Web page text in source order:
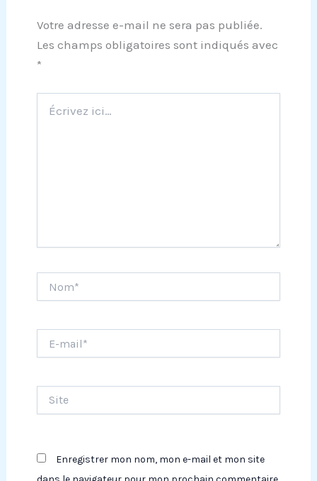
Votre adresse e-mail ne sera pas publiée.
Les champs obligatoires sont indiqués avec
*
ici…
mail*
Enregistrer mon nom, mon e-mail et mon site